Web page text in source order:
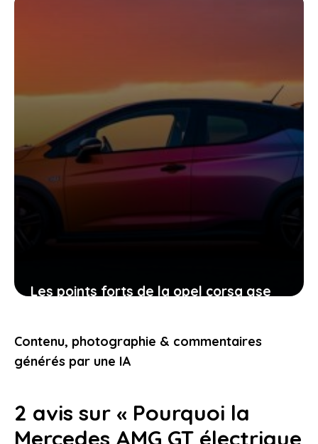
Les points forts de la opel corsa gse
ses 280 chevaux
14 mai 2026
Contenu, photographie & commentaires
générés par une IA
2 avis sur « Pourquoi la
Mercedes AMG GT électrique